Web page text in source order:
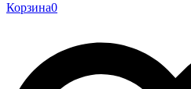
Корзина0